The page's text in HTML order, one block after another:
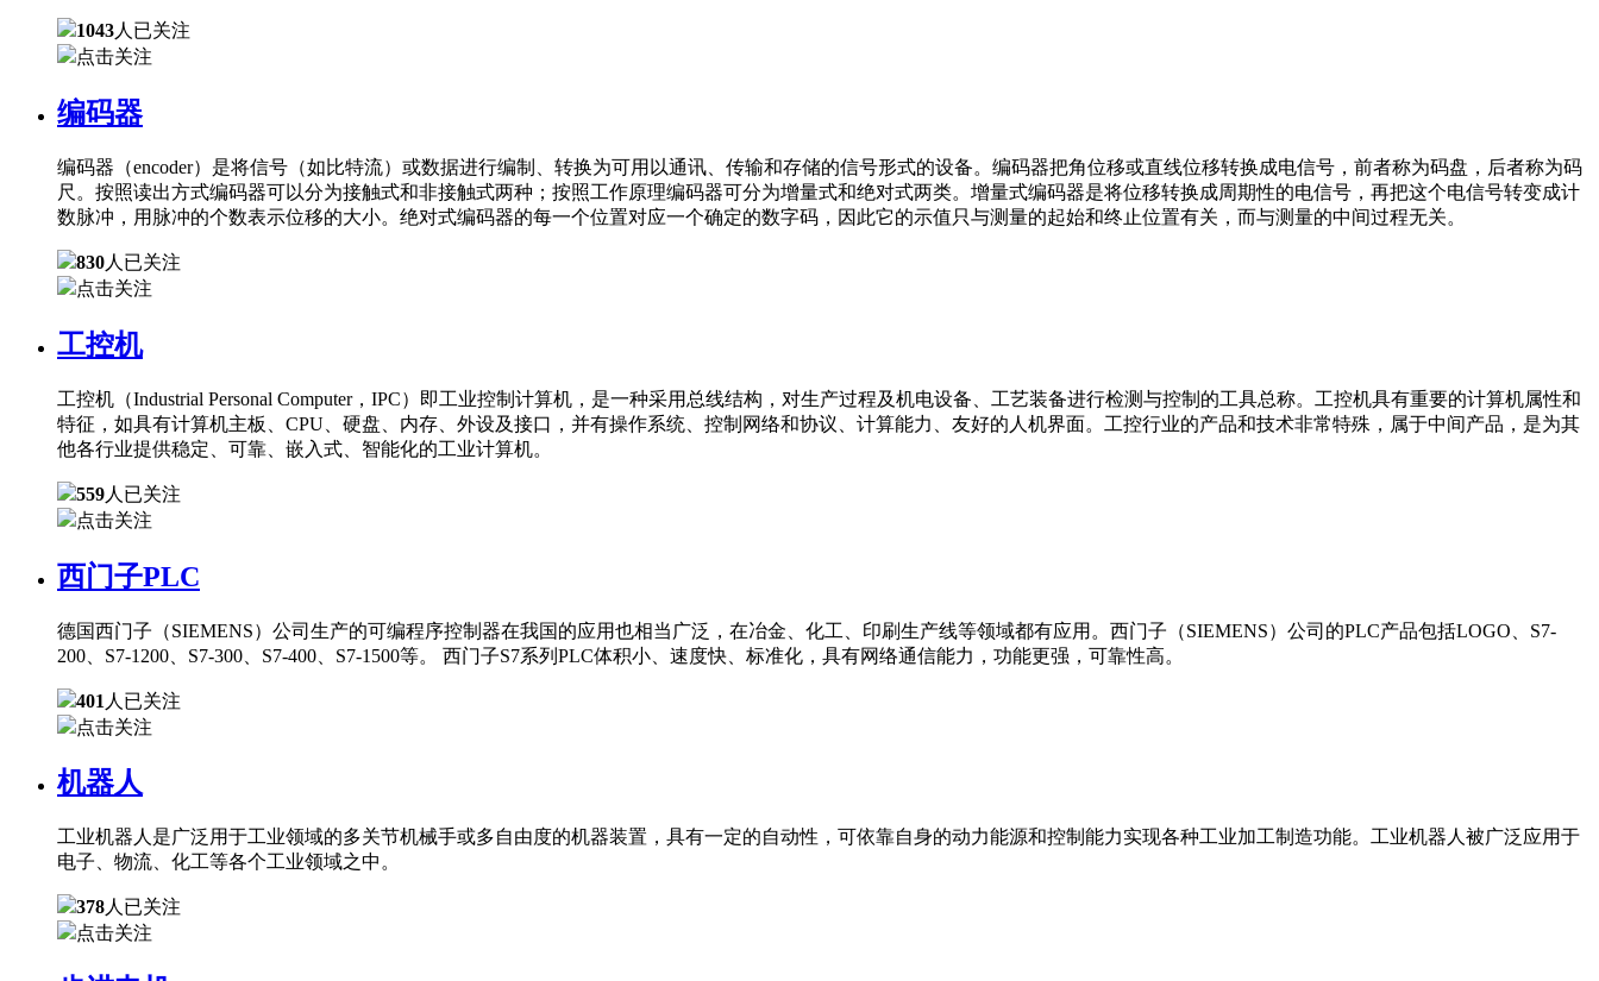
1043人已关注
点击关注
编码器
编码器（encoder）是将信号（如比特流）或数据进行编制、转换为可用以通讯、传输和存储的信号形式的设备。编码器把角位移或直线位移转换成电信号，前者称为码盘，后者称为码
尺。按照读出方式编码器可以分为接触式和非接触式两种；按照工作原理编码器可分为增量式和绝对式两类。增量式编码器是将位移转换成周期性的电信号，再把这个电信号转变成计
数脉冲，用脉冲的个数表示位移的大小。绝对式编码器的每一个位置对应一个确定的数字码，因此它的示值只与测量的起始和终止位置有关，而与测量的中间过程无关。
830人已关注
点击关注
工控机
工控机（Industrial Personal Computer，IPC）即工业控制计算机，是一种采用总线结构，对生产过程及机电设备、工艺装备进行检测与控制的工具总称。工控机具有重要的计算机属性和
特征，如具有计算机主板、CPU、硬盘、内存、外设及接口，并有操作系统、控制网络和协议、计算能力、友好的人机界面。工控行业的产品和技术非常特殊，属于中间产品，是为其
他各行业提供稳定、可靠、嵌入式、智能化的工业计算机。
559人已关注
点击关注
西门子PLC
德国西门子（SIEMENS）公司生产的可编程序控制器在我国的应用也相当广泛，在冶金、化工、印刷生产线等领域都有应用。西门子（SIEMENS）公司的PLC产品包括LOGO、S7-
200、S7-1200、S7-300、S7-400、S7-1500等。 西门子S7系列PLC体积小、速度快、标准化，具有网络通信能力，功能更强，可靠性高。
401 人已关注
点击关注
机器人
工业机器人是广泛用于工业领域的多关节机械手或多自由度的机器装置，具有一定的自动性，可依靠自身的动力能源和控制能力实现各种工业加工制造功能。工业机器人被广泛应用于
电子、物流、化工等各个工业领域之中。
378人已关注
点击关注